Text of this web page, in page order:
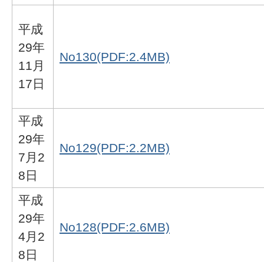
平成
29年
11月
17日
No130(PDF:2.4MB)
平成
29年
7月2
8日
No129(PDF:2.2MB)
平成
29年
4月2
8日
No128(PDF:2.6MB)